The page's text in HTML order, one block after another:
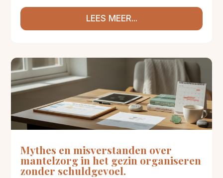
LEES MEER...
Mythes en misverstanden over
mantelzorg in het gezin organiseren
zonder schuldgevoel.